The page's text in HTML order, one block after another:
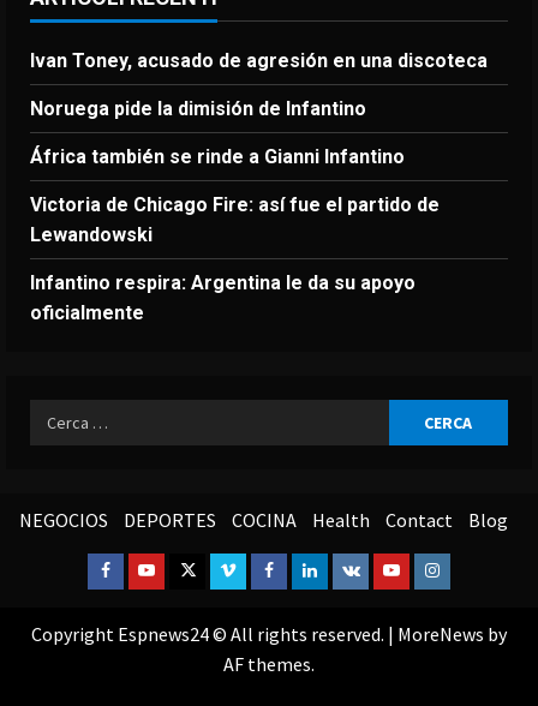
Ivan Toney, acusado de agresión en una discoteca
Noruega pide la dimisión de Infantino
África también se rinde a Gianni Infantino
Victoria de Chicago Fire: así fue el partido de
Lewandowski
Infantino respira: Argentina le da su apoyo
oficialmente
Ricerca
per:
NEGOCIOS DEPORTES COCINA Health Contact Blog
Facebook
YoutubeTwitterVimeoFacebook
Linkedin
VK YoutubeInstagram
Copyright Espnews24 © All rights reserved. | MoreNews by
AF themes.